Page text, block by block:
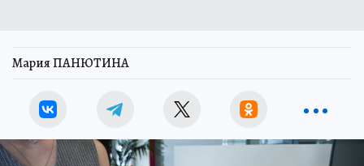
Мария ПАНЮТИНА